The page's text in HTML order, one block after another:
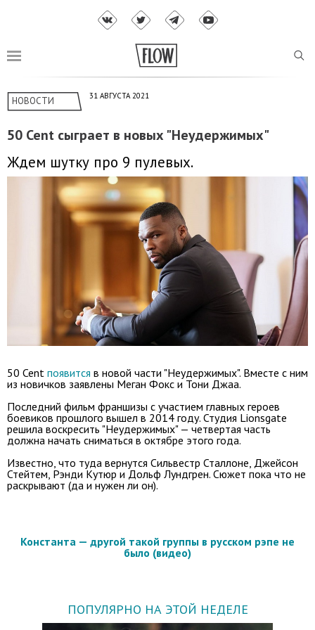
НОВОСТИ 31 АВГУСТА 2021
50 Cent сыграет в новых "Неудержимых"
Ждем шутку про 9 пулевых.
50 Cent появится в новой части "Неудержимых". Вместе с ним
из новичков заявлены Меган Фокс и Тони Джаа.
Последний фильм франшизы с участием главных героев
боевиков прошлого вышел в 2014 году. Студия Lionsgate
решила воскресить "Неудержимых" — четвертая часть
должна начать сниматься в октябре этого года.
Известно, что туда вернутся Сильвестр Сталлоне, Джейсон
Стейтем, Рэнди Кутюр и Дольф Лундгрен. Сюжет пока что не
раскрывают (да и нужен ли он).
Константа — другой такой группы в русском рэпе не
было (видео)
ПОПУЛЯРНО НА ЭТОЙ НЕДЕЛЕ